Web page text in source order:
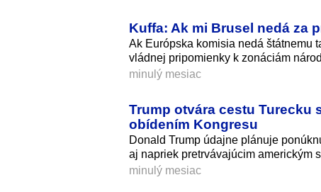
Kuffa: Ak mi Brusel nedá za
Ak Európska komisia nedá štátnemu
vládnej pripomienky k zonáciám
minulý mesiac
Trump otvára cestu Turecku
obídením Kongresu
Donald Trump údajne plánuje
aj napriek pretrvávajúcim americkým
minulý mesiac